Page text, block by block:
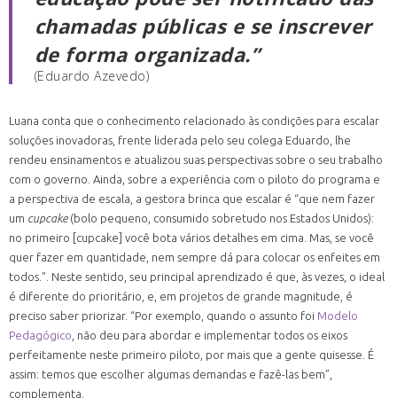
chamadas públicas e se inscrever
de forma organizada.”
(Eduardo Azevedo)
Luana conta que o conhecimento relacionado às condições para escalar
soluções inovadoras, frente liderada pelo seu colega Eduardo, lhe
rendeu ensinamentos e atualizou suas perspectivas sobre o seu trabalho
com o governo. Ainda, sobre a experiência com o piloto do programa e
a perspectiva de escala, a gestora brinca que escalar é “que nem fazer
um cupcake(bolo pequeno, consumido sobretudo nos Estados Unidos):
no primeiro [cupcake] você bota vários detalhes em cima. Mas, se você
quer fazer em quantidade, nem sempre dá para colocar os enfeites em
todos.”. Neste sentido, seu principal aprendizado é que, às vezes, o ideal
é diferente do prioritário, e, em projetos de grande magnitude, é
preciso saber priorizar. “Por exemplo, quando o assunto foi Modelo
Pedagógico , não deu para abordar e implementar todos os eixos
perfeitamente neste primeiro piloto, por mais que a gente quisesse. É
assim: temos que escolher algumas demandas e fazê-las bem”,
complementa.